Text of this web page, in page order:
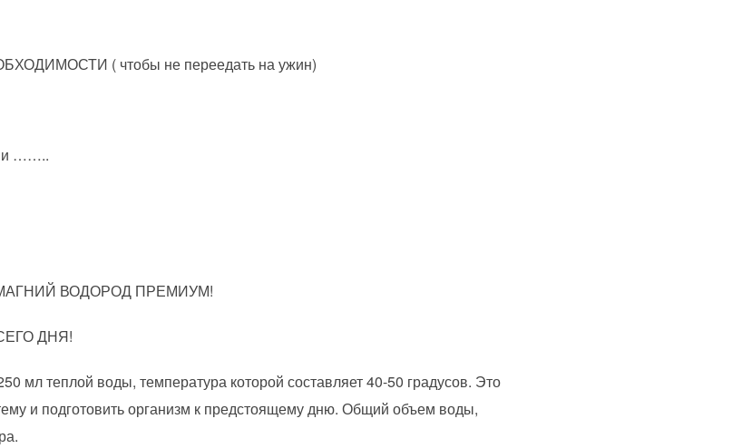
( чтобы не переедать на ужин)
и ……..
МАГНИЙ ВОДОРОД ПРЕМИУМ!
ДНЯ!
мл теплой воды, температура которой составляет 40-50 градусов. Это
и подготовить организм к предстоящему дню. Общий объем воды,